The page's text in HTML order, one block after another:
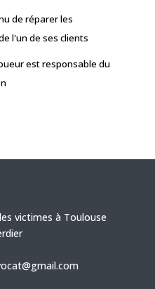
de réparer les
l'un de ses clients
est responsable du